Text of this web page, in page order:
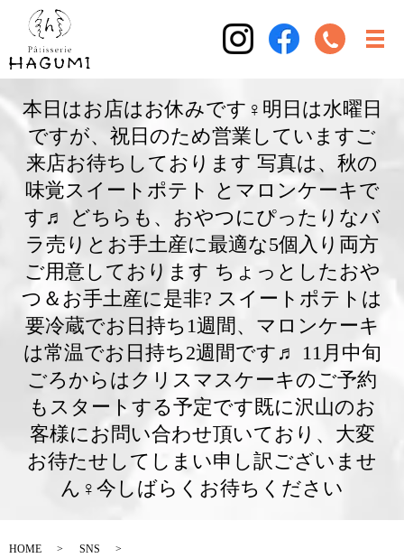
本日はお店はお休みです‍♀️明日は水曜日
ですが、祝日のため営業しています️ご
来店お待ちしております 写真は、秋の
味覚スイートポテト とマロンケーキで
す♬ どちらも、おやつにぴったりなバ
ラ売りとお手土産に最適な5個入り両方
ご用意しております ちょっとしたおや
つ＆お手土産に是非? スイートポテトは
要冷蔵でお日持ち1週間、マロンケーキ
は常温でお日持ち2週間です♬ 11月中旬
ごろからはクリスマスケーキのご予約
もスタートする予定です既に沢山のお
客様にお問い合わせ頂いており、大変
お待たせしてしまい申し訳ございませ
ん‍♀️今しばらくお待ちください
HOME
SNS